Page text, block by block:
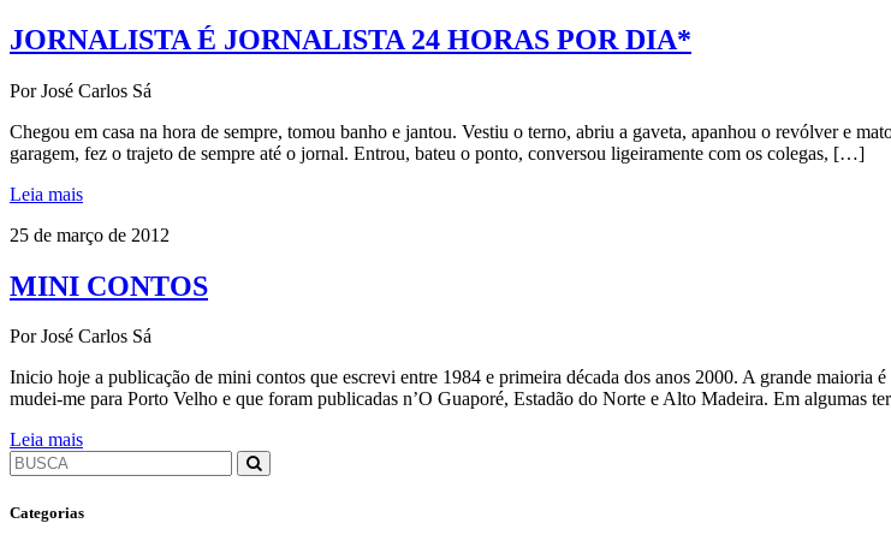
JORNALISTA É JORNALISTA 24 HORAS POR DIA*
Por José Carlos Sá
Chegou em casa na hora de sempre, tomou banho e jantou. Vestiu o terno, abriu a gaveta, apanhou o revólver e
garagem, fez o trajeto de sempre até o jornal. Entrou, bateu o ponto, conversou ligeiramente com os colegas, […]
Leia mais
25 de março de 2012
MINI CONTOS
Por José Carlos Sá
Inicio hoje a publicação de mini contos que escrevi entre 1984 e primeira década dos anos 2000. A grande maioria
mudei-me para Porto Velho e que foram publicadas n’O Guaporé, Estadão do Norte e Alto Madeira. Em algumas
Leia mais
Categorias